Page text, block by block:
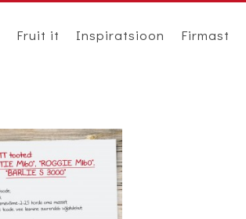
Fruit it Inspiratsioon Firmast